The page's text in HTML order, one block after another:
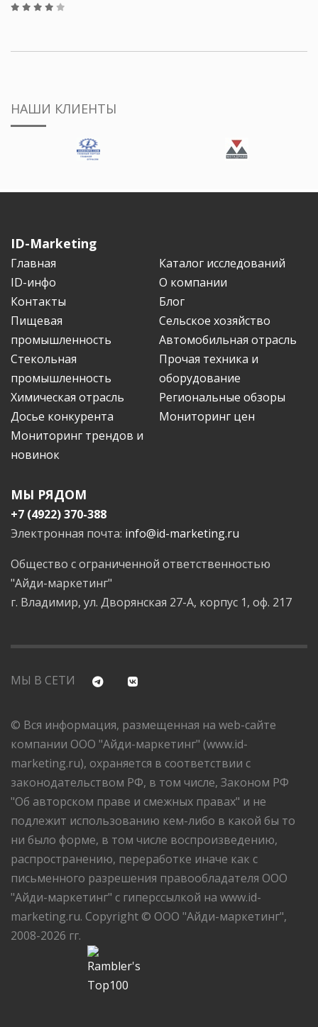
НАШИ КЛИЕНТЫ
ID-Marketing
Главная
Каталог исследований
ID-инфо
О компании
Контакты
Блог
Пищевая
промышленность
Сельское хозяйство
Автомобильная отрасль
Стекольная
промышленность
Прочая техника и
оборудование
Химическая отрасль
Региональные обзоры
Досье конкурента
Мониторинг цен
Мониторинг трендов и
новинок
МЫ РЯДОМ
+7 (4922) 370-388
Электронная почта: info@id-marketing.ru
Общество с ограниченной ответственностью
"Айди-маркетинг"
г. Владимир, ул. Дворянская 27-А, корпус 1, оф. 217
МЫ В СЕТИ
© Вся информация, размещенная на web-сайте
компании ООО "Айди-маркетинг" (www.id-
marketing.ru), охраняется в соответствии с
законодательством РФ, в том числе, Законом РФ
"Об авторском праве и смежных правах" и не
подлежит использованию кем-либо в какой бы то
ни было форме, в том числе воспроизведению,
распространению, переработке иначе как с
письменного разрешения правообладателя ООО
"Айди-маркетинг" с гиперссылкой на www.id-
marketing.ru. Copyright © ООО "Айди-маркетинг",
2008-2026 гг.